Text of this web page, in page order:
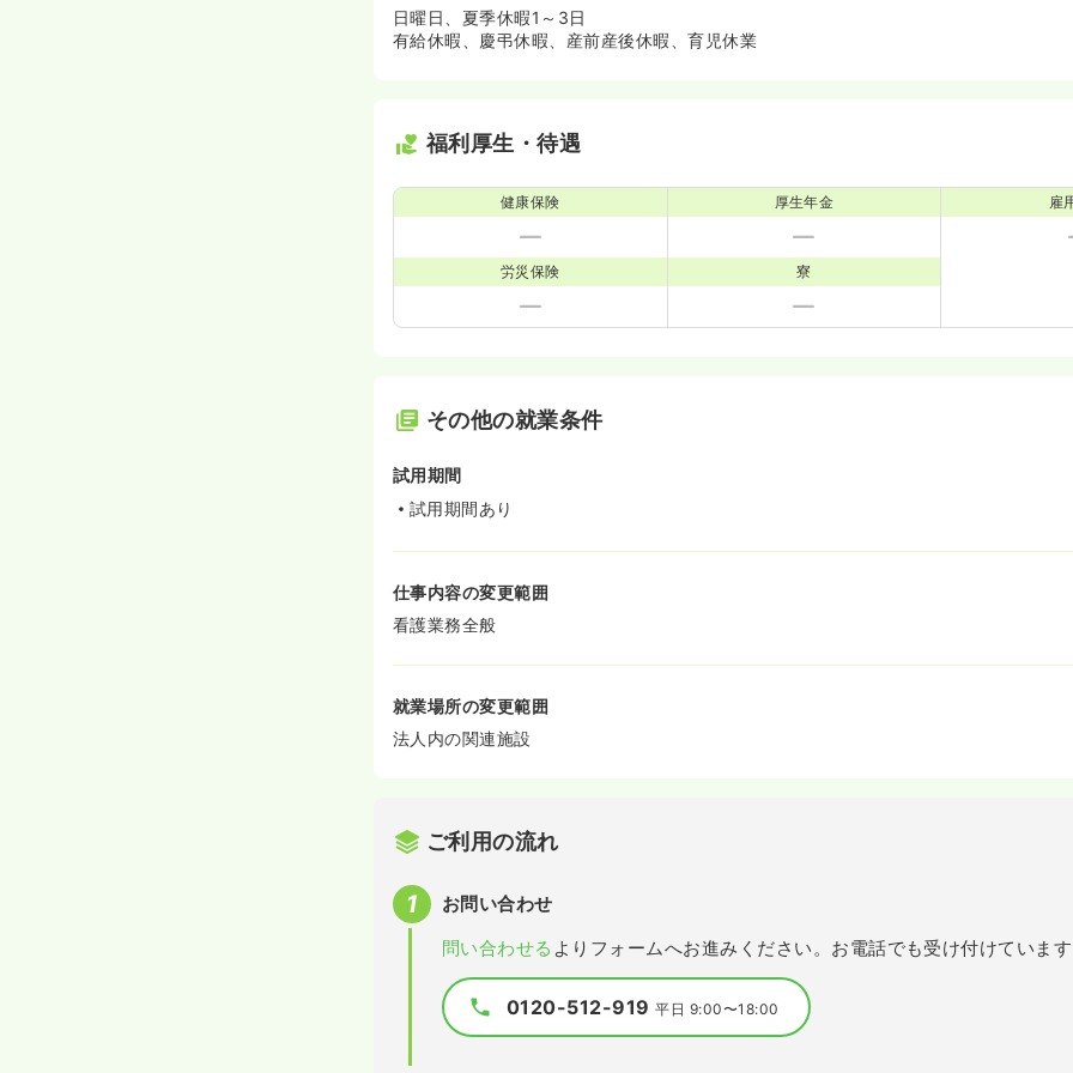
日曜日、夏季休暇1～3日
有給休暇、慶弔休暇、産前産後休暇、育児休業
福利厚生・待遇
健康保険 厚生年金 雇
労災保険 寮
その他の就業条件
試用期間
試用期間あり
仕事内容の変更範囲
看護業務全般
就業場所の変更範囲
法人内の関連施設
ご利用の流れ
お問い合わせ
問い合わせる よりフォームへお進みください。お電話でも受け付けていま
0120-512-919平日 9:00〜18:00